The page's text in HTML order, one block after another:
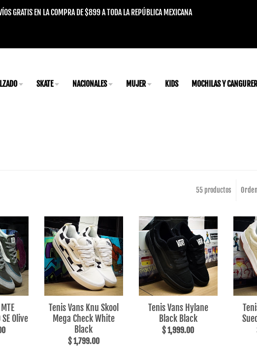
GRATIS EN LA COMPRA DE $899 A TODA LA REPÚBLICA MEXICANA
SKATE NACIONALES MUJER KIDS MOCHILAS Y
55 productos
Olive
Tenis Vans Knu Skool
Mega Check White
Black
$ 1,799.00
Tenis Vans Hylane
Black Black
$ 1,999.00